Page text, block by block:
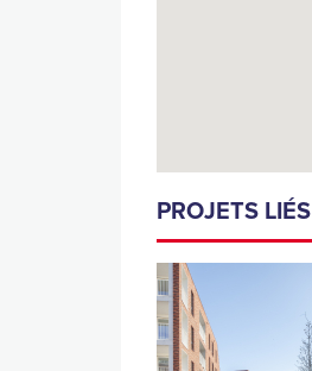
PROJETS LIÉS